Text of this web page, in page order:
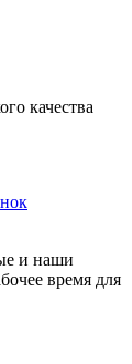
качества
и наши
время для